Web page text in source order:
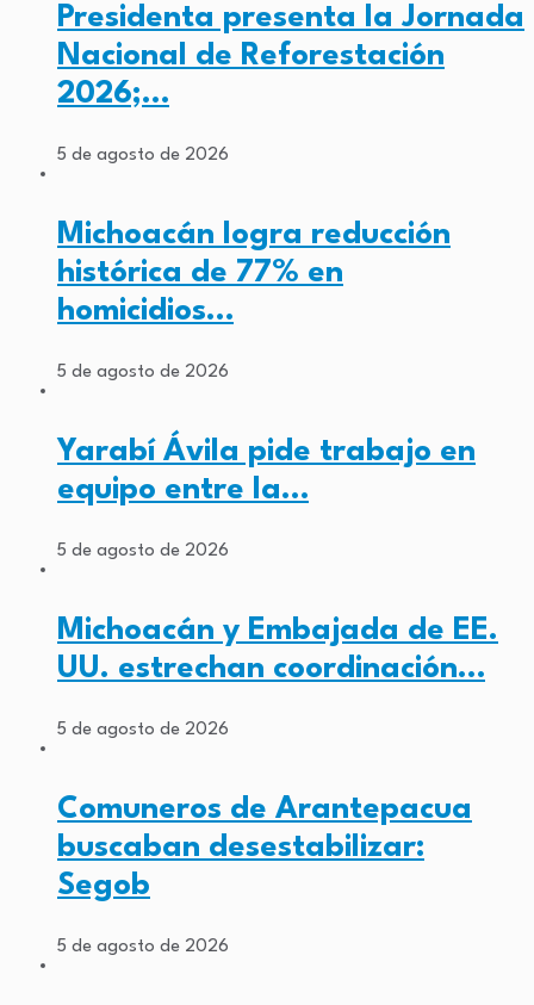
Presidenta presenta la Jornada
Nacional de Reforestación
2026;…
5 de agosto de 2026
Michoacán logra reducción
histórica de 77% en
homicidios…
5 de agosto de 2026
Yarabí Ávila pide trabajo en
equipo entre la…
5 de agosto de 2026
Michoacán y Embajada de EE.
UU. estrechan coordinación…
5 de agosto de 2026
Comuneros de Arantepacua
buscaban desestabilizar:
Segob
5 de agosto de 2026